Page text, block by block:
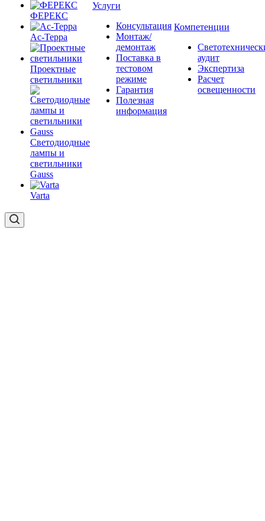
ФЕРЕКС
Ас-Терра
Проектные
светильники
Светодиодные
лампы и
светильники
Gauss
Varta
Услуги
Консультация
Монтаж/
демонтаж
Поставка в
тестовом
режиме
Гарантия
Полезная
информация
Компетенции
аудит
Экспертиза
Расчет
освещенности